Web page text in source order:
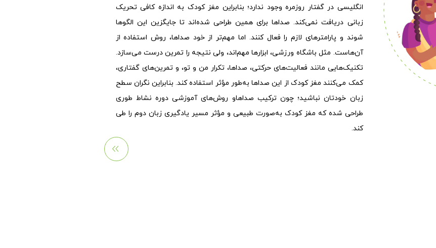
انگلیسی در گفتار روزمره وجود ندارد؛ بنابراین مغز کودک به اندازه کافی تحریک
زبانی دریافت نمی‌کند. صداها برای همین طراحی شده‌اند تا جایگزین این الگوها
شوند و پارامترهای لازم را فعال کنند. اما مهم‌تر از خود صداها، روش استفاده از
آن‌هاست. مثل باشگاه ورزشی، ابزارها مهم‌اند، ولی نتیجه را تمرین درست می‌سازد.
تکنیک‌هایی مانند فعالیت‌های حرکتی، صداها، تکرار من و تو، و تمرین‌های گفتاری،
کمک می‌کنند مغز کودک از این صداها به‌طور مؤثر استفاده کند. بنابراین نگران سطح
زبان خودتان نباشید؛ چون ترکیب صداهاو روش‌های آموزشی دوره نشاط طوری
طراحی شده که مغز کودک به‌صورت طبیعی و مؤثر مسیر یادگیری زبان دوم را طی
کند.